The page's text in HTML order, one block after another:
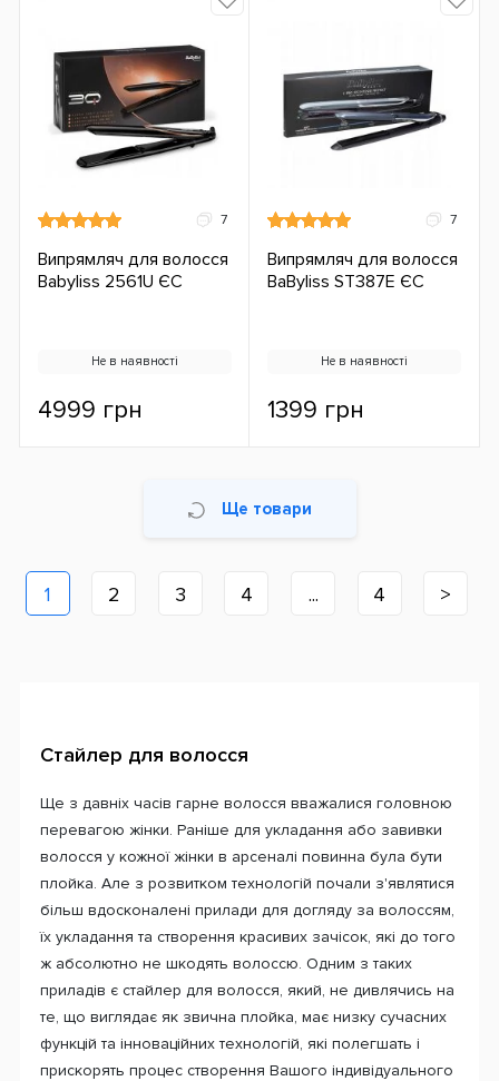
7
Випрямляч для волосся
Babyliss 2561U ЄС
Не в наявності
4999 грн
7
Випрямляч для волосся
BaByliss ST387E ЄС
Не в наявності
1399 грн
Ще товари
1 2 3 4 ... 4 >
Стайлер для волосся
Ще з давніх часів гарне волосся вважалися головною
перевагою жінки. Раніше для укладання або завивки
волосся у кожної жінки в арсеналі повинна була бути
плойка. Але з розвитком технологій почали з'являтися
більш вдосконалені прилади для догляду за волоссям,
їх укладання та створення красивих зачісок, які до того
ж абсолютно не шкодять волоссю. Одним з таких
приладів є стайлер для волосся, який, не дивлячись на
те, що виглядає як звична плойка, має низку сучасних
функцій та інноваційних технологій, які полегшать і
прискорять процес створення Вашого індивідуального